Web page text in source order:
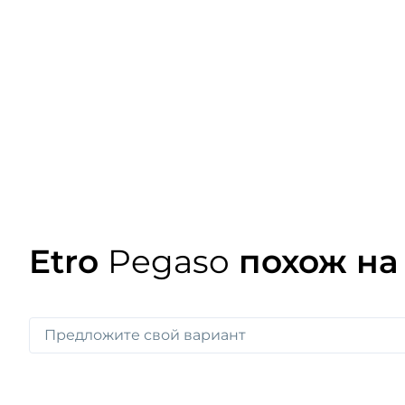
Etro Pegaso похож на